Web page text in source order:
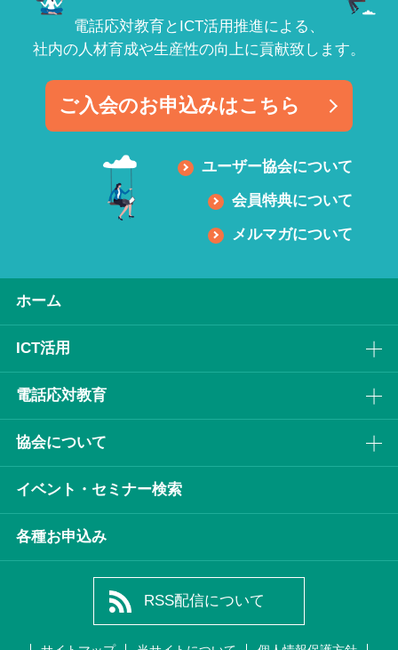
電話応対教育とICT活用推進による、
社内の人材育成や生産性の向上に貢献致します。
ご入会のお申込みはこちら
ユーザー協会について
会員特典について
メルマガについて
ホーム
ICT活⽤
電話応対教育
協会について
イベント・セミナー検索
各種お申込み
RSS配信について